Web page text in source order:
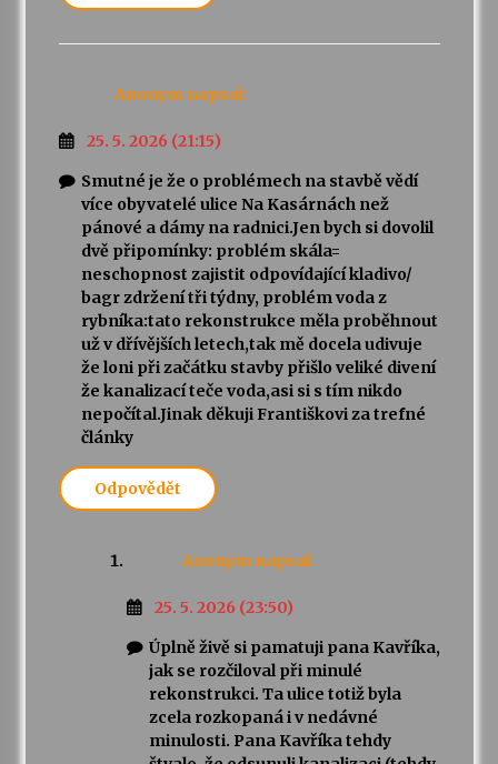
Anonym napsal:
25. 5. 2026 (21:15)
Smutné je že o problémech na stavbě vědí
více obyvatelé ulice Na Kasárnách než
pánové a dámy na radnici.Jen bych si dovolil
dvě připomínky: problém skála=
neschopnost zajistit odpovídající kladivo/
bagr zdržení tři týdny, problém voda z
rybníka:tato rekonstrukce měla proběhnout
už v dřívějších letech,tak mě docela udivuje
že loni při začátku stavby přišlo veliké divení
že kanalizací teče voda,asi si s tím nikdo
nepočítal.Jinak děkuji Františkovi za trefné
články
Odpovědět
Anonym napsal:
25. 5. 2026 (23:50)
Úplně živě si pamatuji pana Kavříka,
jak se rozčiloval při minulé
rekonstrukci. Ta ulice totiž byla
zcela rozkopaná i v nedávné
minulosti. Pana Kavříka tehdy